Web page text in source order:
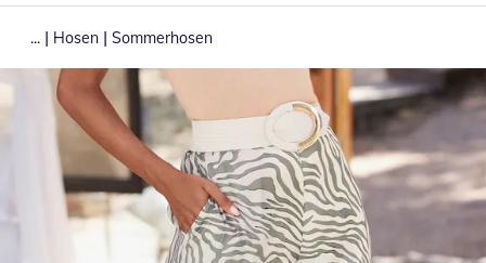
... | Hosen | Sommerhosen